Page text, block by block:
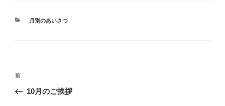
カ
月別のあいさつ
投
ナ
前
の
前
10月のご挨拶